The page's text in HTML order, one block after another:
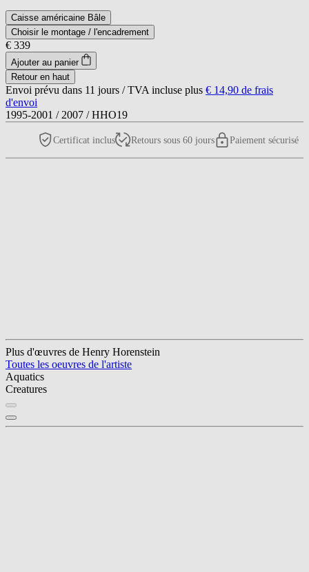
Caisse américaine Bâle
Choisir le montage / l'encadrement
€ 339
Ajouter au panier
Retour en haut
Envoi prévu dans 11 jours / TVA incluse plus € 14,90 de frais
d'envoi
1995-2001 / 2007 /HHO19
Certificat inclus Retours sous 60 jours Paiement sécurisé
Plus d'œuvres de Henry Horenstein
Toutes les oeuvres de l'artiste
Aquatics
Creatures